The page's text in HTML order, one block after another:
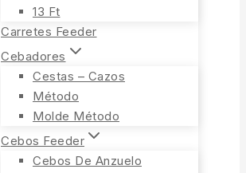
13 Ft
Carretes Feeder
Cebadores
Cestas – Cazos
Método
Molde Método
Cebos Feeder
Cebos De Anzuelo